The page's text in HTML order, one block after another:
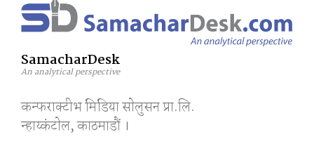
SamacharDesk
An analytical perspective
कन्फराक्टीभ मिडिया साेलुसन प्रा.लि.
न्हाय्कंटाेल, काठमाडाैं ।